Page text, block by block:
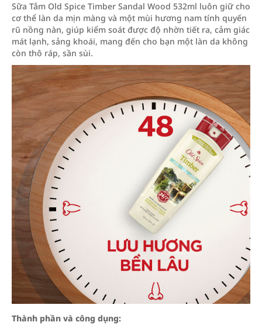
Sữa Tắm Old Spice Timber Sandal Wood 532ml luôn giữ cho
cơ thể làn da mịn màng và một mùi hương nam tính quyến
rũ nồng nàn, giúp kiểm soát được độ nhờn tiết ra, cảm giác
mát lạnh, sảng khoái, mang đến cho bạn một làn da không
còn thô ráp, sần sùi.
Thành phần và công dụng: